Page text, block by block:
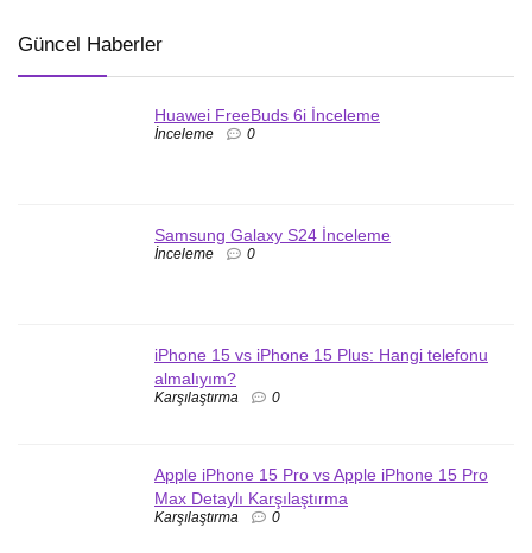
Güncel Haberler
Huawei FreeBuds 6i İnceleme
İnceleme 0
Samsung Galaxy S24 İnceleme
İnceleme 0
iPhone 15 vs iPhone 15 Plus: Hangi telefonu
almalıyım?
Karşılaştırma 0
Apple iPhone 15 Pro vs Apple iPhone 15 Pro
Max Detaylı Karşılaştırma
Karşılaştırma 0